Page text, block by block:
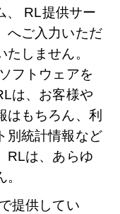
、 RL提供サー
へご入力いただ
しません。
フトウェアを
は、お客様や
はもちろん、利
別統計情報など
RLは、あらゆ
提供してい